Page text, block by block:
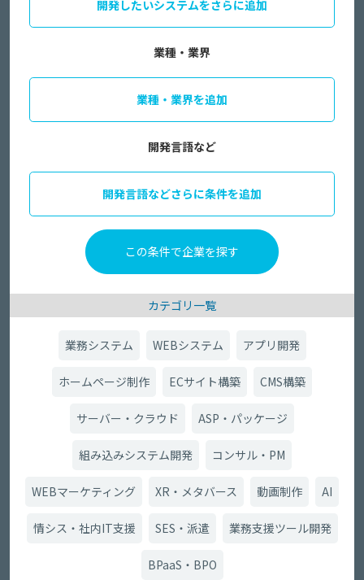
開発したいシステムをさらに追加
業種・業界
業種・業界を追加
開発言語など
開発言語などさらに条件を追加
カテゴリ一覧
業務システム WEBシステム アプリ開発
ホームページ制作 ECサイト構築 CMS構築
サーバー・クラウド ASP・パッケージ
組み込みシステム開発 コンサル・PM
WEBマーケティング XR・メタバース 動画制作 AI
情シス・社内IT支援 SES・派遣 業務支援ツール開発
BPaaS・BPO